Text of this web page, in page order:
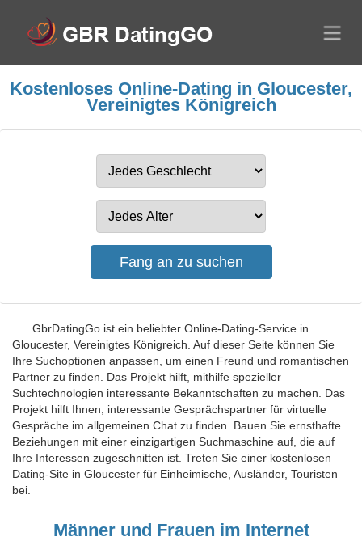
Kostenloses Online-Dating in Gloucester,
Vereinigtes Königreich
GbrDatingGo ist ein beliebter Online-Dating-Service in
Gloucester, Vereinigtes Königreich. Auf dieser Seite können Sie
Ihre Suchoptionen anpassen, um einen Freund und romantischen
Partner zu finden. Das Projekt hilft, mithilfe spezieller
Suchtechnologien interessante Bekanntschaften zu machen. Das
Projekt hilft Ihnen, interessante Gesprächspartner für virtuelle
Gespräche im allgemeinen Chat zu finden. Bauen Sie ernsthafte
Beziehungen mit einer einzigartigen Suchmaschine auf, die auf
Ihre Interessen zugeschnitten ist. Treten Sie einer kostenlosen
Dating-Site in Gloucester für Einheimische, Ausländer, Touristen
bei.
Männer und Frauen im Internet